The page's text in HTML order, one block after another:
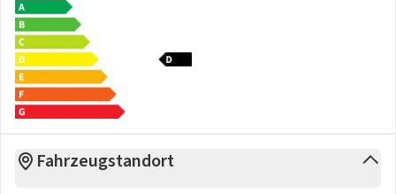
- Umfeldbeleuchtung mit Lichtprojektion
Sonstiges:
- "GOAL"
- 12-V-Steckdose im Gepäckraum
- Ladeleistung bis zu 45 W
- 4 Zyl.Ottomotor 1,5L Aggr. 05E.D
- Ambientebeleuchtung 30-farbig
Fahrzeugstandort